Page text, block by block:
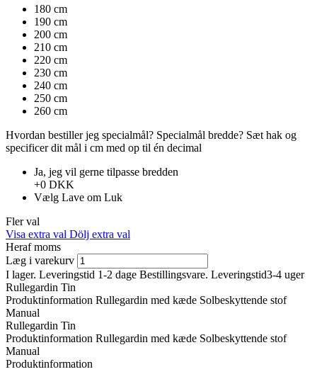
180 cm
190 cm
200 cm
210 cm
220 cm
230 cm
240 cm
250 cm
260 cm
Hvordan bestiller jeg specialmål? Specialmål bredde? Sæt hak ​​og
specificer dit mål i cm med op til én decimal
Ja, jeg vil gerne tilpasse bredden
+0 DKK
Vælg Lave om Luk
Fler val
Visa extra val Dölj extra val
Heraf moms
Læg i varekurv
I lager. Leveringstid 1-2 dage Bestillingsvare. Leveringstid3-4 uger
Rullegardin Tin
Produktinformation Rullegardin med kæde Solbeskyttende stof
Manual
Rullegardin Tin
Produktinformation Rullegardin med kæde Solbeskyttende stof
Manual
Produktinformation